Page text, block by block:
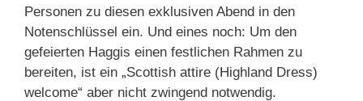
Personen zu diesen exklusiven Abend in den
Notenschlüssel ein. Und eines noch: Um den
gefeierten Haggis einen festlichen Rahmen zu
bereiten, ist ein „Scottish attire (Highland Dress)
welcome“ aber nicht zwingend notwendig.